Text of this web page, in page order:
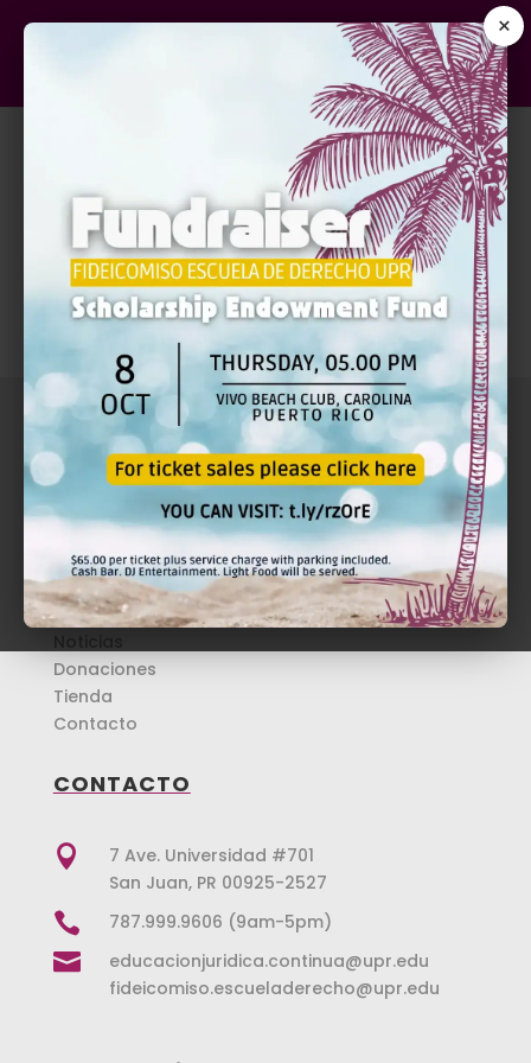
×
Cart
Your cart is currently empty.
Return to shop
MENÚ
Inicio
Educación Jurídica
Repaso Revalida
Noticias
Donaciones
Tienda
Contacto
CONTACTO

7 Ave. Universidad #701
San Juan, PR 00925-2527
 787.999.9606 (9am-5pm)

educacionjuridica.continua@upr.edu
fideicomiso.escueladerecho@upr.edu